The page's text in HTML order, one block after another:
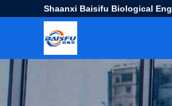
Shaanxi Baisifu Biological